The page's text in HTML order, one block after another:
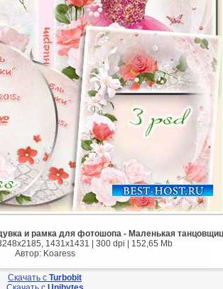
и рамка для фотошопа - Маленькая
1431x1431 | 300 dpi | 152,65 Mb
Автор: Koaress
Скачать с Turbobit